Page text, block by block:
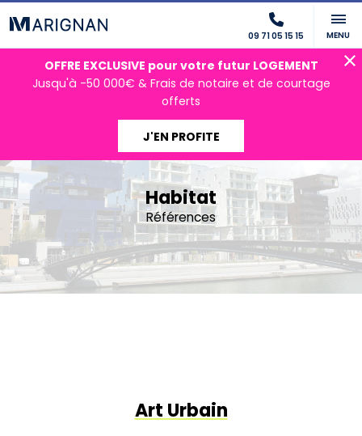
09 71 05 15 15 MENU
OFFRE EXCLUSIVE pour votre futur LOGEMENT
Jusqu'à -50 000€ & Frais de notaire et de courtage
offerts
J'EN PROFITE
Habitat Références Art Urbain
Habitat
Références
Art Urbain